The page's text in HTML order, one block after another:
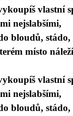
vlastní
nejslabšími,
bloudů, stádo,
místo
vlastní
nejslabšími,
bloudů, stádo,